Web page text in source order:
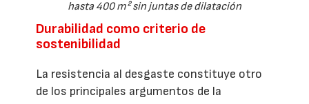
hasta 400 m² sin juntas de dilatación
Durabilidad como criterio de
sostenibilidad
La resistencia al desgaste constituye otro
de los principales argumentos de la